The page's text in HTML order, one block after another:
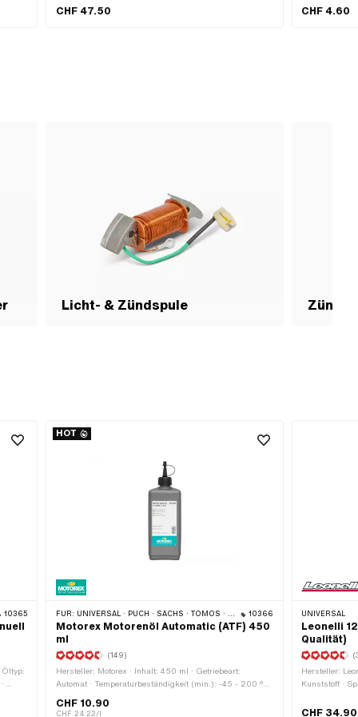
CHF 47.50 CHF 4.60
Licht- & Zündspule
10365
Öltyp:
HOT
FÜR: UNIVERSAL · PUCH · SACHS · TOMOS · BYE BIKE 10366
Motorex Motorenöl Automatic (ATF) 450
ml
(149)
Hersteller: Motorex · Inhalt: 450 ml · Getriebeart:
Automat · Temperaturbeständigkeit (min.): -45 - 200 °C
· Pony OEM-Nr.: A2080 · Sachs OEM-Nr.: 0263 014
CHF 10.90
CHF 24.22/l
UNIVERSAL
Leonelli
Qualität)
Hersteller:
Kunststoff ·
mm ·
CHF 34.90